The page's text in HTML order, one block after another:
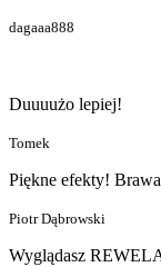
dagaaa888
Duuuużo lepiej!
Tomek
Piękne efekty!
Piotr Dąbrowski
Wyglądasz